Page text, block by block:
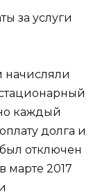
начисляли
каждый
долга и
отключен
марте 2017